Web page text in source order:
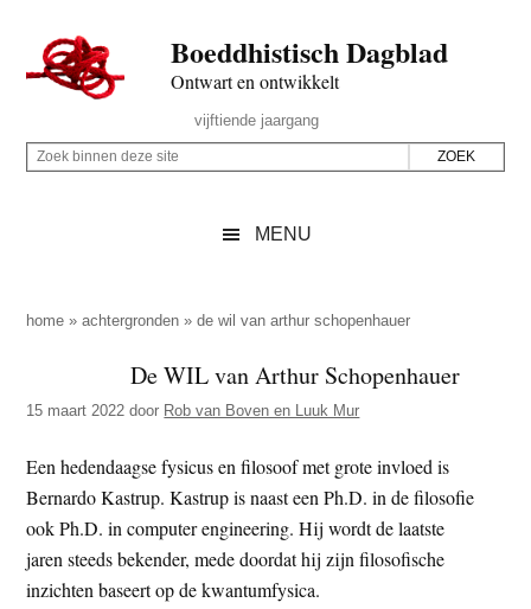
naar
de
inhoud
secondary
naar
de
sidebar
naar
de
Boeddhistisch Dagblad
Ontwart en ontwikkelt
Rechts
vijftiende jaargang
Z
p
z
e
s
i
t
e
Z
i
e
d
e
z
e
s
MENU
home »achtergronden »de wil van arthur schopenhauer
De WIL van Arthur Schopenhauer
15 maart 2022 door Rob van Boven en Luuk Mur
Een hedendaagse fysicus en filosoof met grote invloed is
Bernardo Kastrup. Kastrup is naast een Ph.D. in de filosofie
ook Ph.D. in computer engineering. Hij wordt de laatste
jaren steeds bekender, mede doordat hij zijn filosofische
inzichten baseert op de kwantumfysica.